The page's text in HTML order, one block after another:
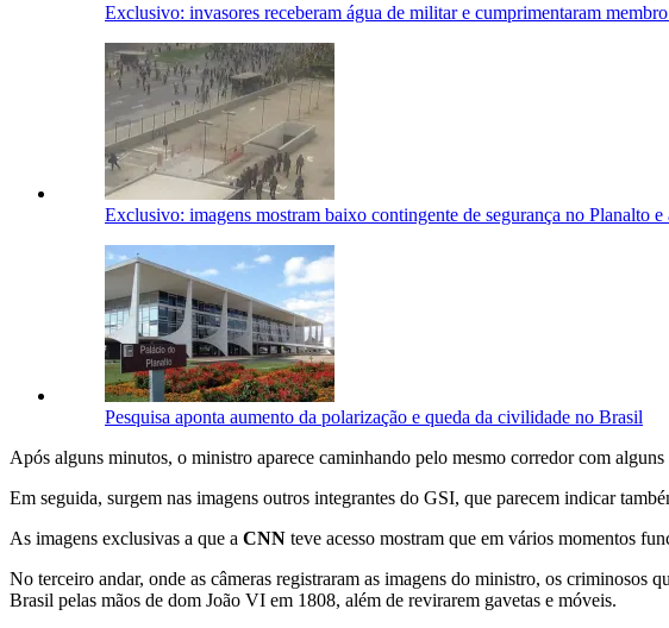
Exclusivo: invasores receberam água de militar e cumprimentaram
Exclusivo: imagens mostram baixo contingente de segurança no Planalto
Pesquisa aponta aumento da polarização e queda da civilidade no Brasil
Após alguns minutos, o ministro aparece caminhando pelo mesmo corredor com
Em seguida, surgem nas imagens outros integrantes do GSI, que parecem indicar
As imagens exclusivas a que a CNN teve acesso mostram que em vários momentos
No terceiro andar, onde as câmeras registraram as imagens do ministro, os criminosos
Brasil pelas mãos de dom João VI em 1808, além de revirarem gavetas e móveis.